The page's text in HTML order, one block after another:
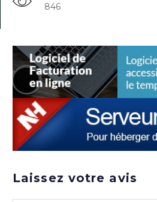
846
Laissez votre avis